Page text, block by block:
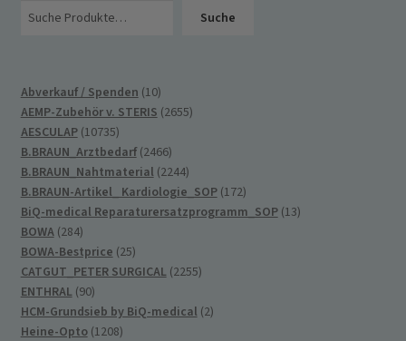
Suche
Abverkauf / Spenden 1010
Produkte
AEMP-Zubehör v. STERIS 26552655
AESCULAP 1073510735
Produkte
B.BRAUN_Arztbedarf 24662466
Produkte
B.BRAUN_Nahtmaterial 22442244
Produkte
B.BRAUN-Artikel_ Kardiologie_SOP 172172
Produkte
BiQ-medical Reparaturersatzprogramm_SOP 1313
BOWA 284284
Produkte
BOWA-Bestprice 2525
Produkte
CATGUT_PETER SURGICAL 22552255
ENTHRAL 9090
Produkte
HCM-Grundsieb by BiQ-medical 22
Heine-Opto 12081208